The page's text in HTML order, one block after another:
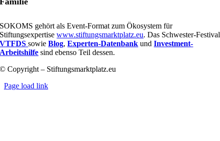
SOKOMS gehört als Event-Format zum Ökosystem für
Stiftungsexpertisewww.stiftungsmarktplatz.eu. Das Schwester-Festival
VTFDSsowieBlog,Experten-Datenbank undInvestment-
Arbeitshilfe sind ebenso Teil dessen.
© Copyright – Stiftungsmarktplatz.eu
Page load link